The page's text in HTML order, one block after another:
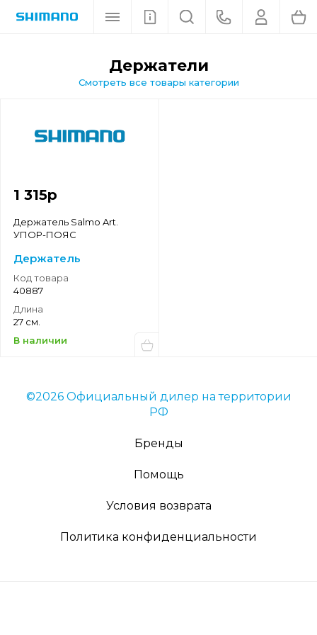
держатели
Смотреть все товары категории
1 315р
Держатель Salmo Art.
УПОР-ПОЯС
Держатель
Код товара
40887
Длина
27 см.
В наличии
©2026 Официальный дилер на территории
РФ
Бренды
Помощь
Условия возврата
Политика конфиденциальности